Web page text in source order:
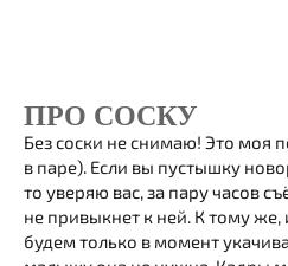
ПРО СОСКУ
Без соски не снимаю! Это
в паре). Если вы пустышку
то уверяю вас, за пару часов
не привыкнет к ней. К тому же,
будем только в момент